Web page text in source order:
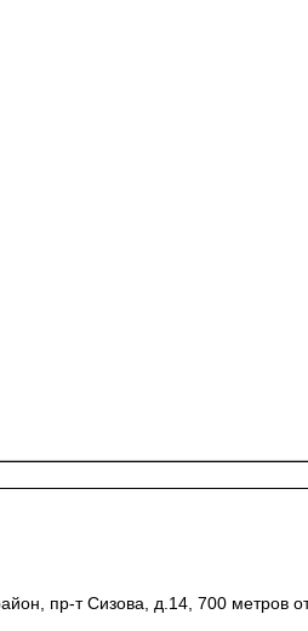
пр-т Сизова, д.14, 700 метров